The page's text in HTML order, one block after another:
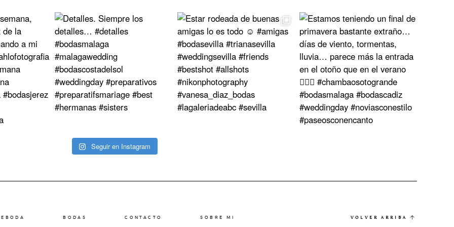
Seguir en Instagram
BODAS CONTACTO SOBRE MI VOLVER ARRIBA